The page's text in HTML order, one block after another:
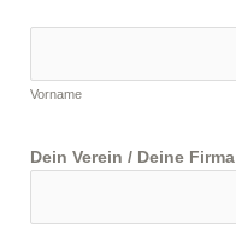
Vorname
Dein Verein / Deine Firma